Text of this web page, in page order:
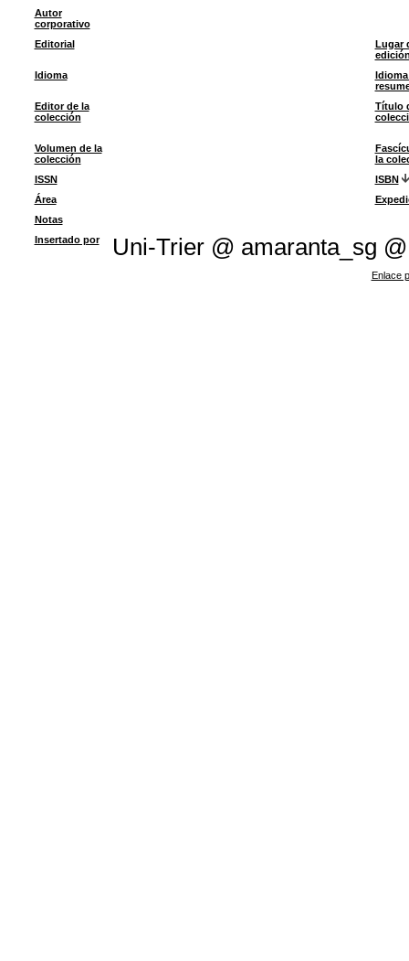
Autor
corporativo
Editorial
Lugar
Idioma
Editor de la
colección
Título
Volumen de la
colección
la
ISSN
ISBN
Área
Notas
Insertado por
Uni-Trier @ amaranta_sg @
Enlace